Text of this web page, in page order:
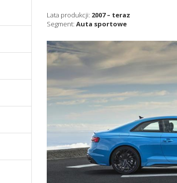
Lata produkcji: 2007 – teraz
Segment: Auta sportowe